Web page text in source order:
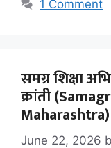
1 Comment
समग्र शिक्षा
क्रांती
Maharashtra)
June 22, 2026